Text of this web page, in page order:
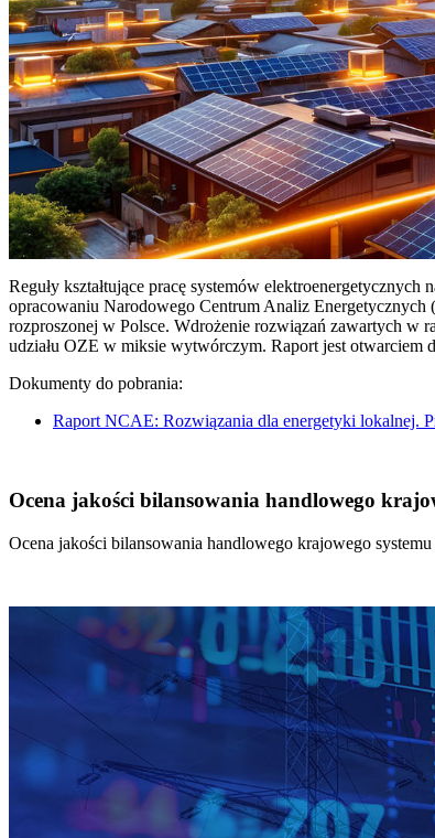
Reguły kształtujące pracę systemów
opracowaniu Narodowego Centrum Analiz
rozproszonej w Polsce. Wdrożenie rozwiązań zawartych w
udziału OZE w miksie wytwórczym. Raport jest otwarciem
Dokumenty do pobrania:
Raport NCAE: Rozwiązania dla energetyki lokalnej.
Ocena jakości bilansowania handlowego
Ocena jakości bilansowania handlowego krajowego